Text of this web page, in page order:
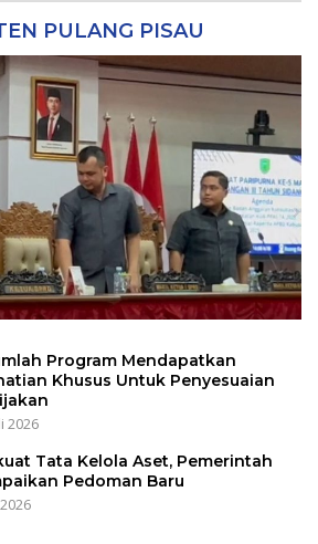
PULANG PISAU
Program Mendapatkan
Khusus Untuk Penyesuaian
2026
Tata Kelola Aset, Pemerintah
Pedoman Baru